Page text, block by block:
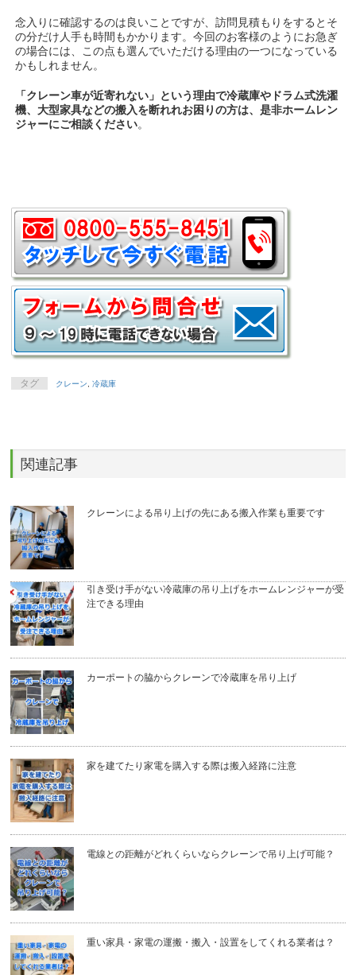
念入りに確認するのは良いことですが、訪問見積もりをするとそ
の分だけ人手も時間もかかります。今回のお客様のようにお急ぎ
の場合には、この点も選んでいただける理由の一つになっている
かもしれません。
「クレーン車が近寄れない」という理由で冷蔵庫やドラム式洗濯
機、大型家具などの搬入を断れれお困りの方は、是非ホームレン
ジャーにご相談ください。
タグ クレーン ,冷蔵庫
関連記事
クレーンによる吊り上げの先にある搬入作業も重要です
引き受け手がない冷蔵庫の吊り上げをホームレンジャーが受
注できる理由
カーポートの脇からクレーンで冷蔵庫を吊り上げ
家を建てたり家電を購入する際は搬入経路に注意
電線との距離がどれくらいならクレーンで吊り上げ可能？
重い家具・家電の運搬・搬入・設置をしてくれる業者は？